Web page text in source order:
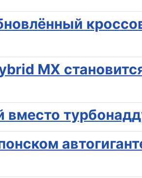
MX
вместо